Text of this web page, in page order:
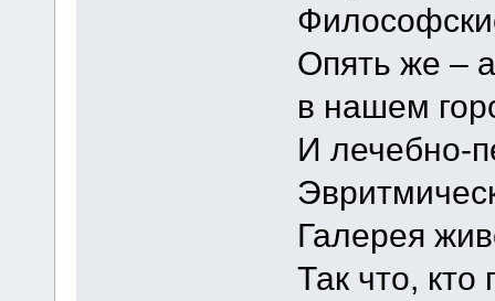
Опять же –
в нашем
И лечебно-
Галерея
Так что,